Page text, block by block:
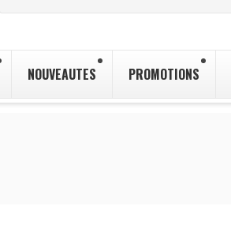
NOUVEAUTES PROMOTIONS